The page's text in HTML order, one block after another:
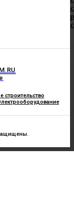
строительство